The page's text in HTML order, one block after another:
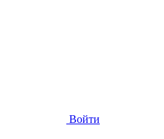
Войти